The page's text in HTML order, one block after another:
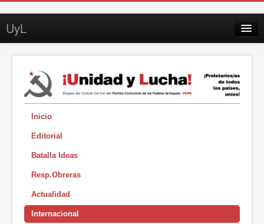
UyL
Suscripción
Sobre UyL
Edición impresa
Buscar
Inicio
Editorial
Batalla Ideas
Resp.Obreras
Actualidad
Internacional